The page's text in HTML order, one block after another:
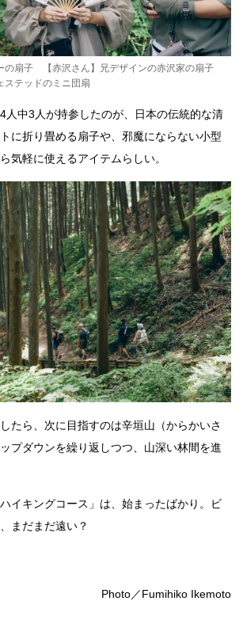
の扇子 【赤沢さん】兄デザインの赤沢家の扇子
ステッドのミニ団扇
人中3人が持参したのが、日本の伝統的な清
に折り畳める扇子や、邪魔にならない小型
気軽に使えるアイテムらしい。
たら、次に目指すのは辛垣山（からかいさ
プダウンを繰り返しつつ、山深い林間を進
イキングコース」は、始まったばかり。ビ
まだまだ遠い？
Photo／Fumihiko Ikemoto